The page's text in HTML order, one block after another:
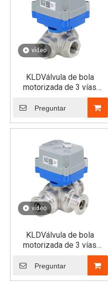
vídeo
KLDVálvula de bola
motorizada de 3 vías
30S/SJ (horizontal)
Preguntar
vídeo
KLDVálvula de bola
motorizada de 3 vías
30S/SJ para montaje
rápido (horizontal)
Preguntar